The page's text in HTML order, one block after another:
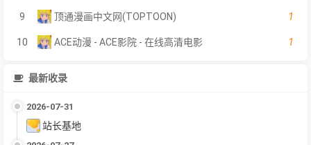
9 顶通漫画中文网(TOPTOON) 1
10 ACE动漫 - ACE影院 - 在线高清电影 1
最新收录
2026-07-31
站长基地